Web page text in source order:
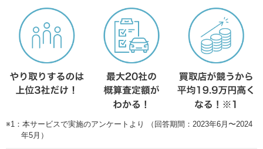
※1：本サービスで実施のアンケートより （回答期間：2023年6月〜2024
年5月）